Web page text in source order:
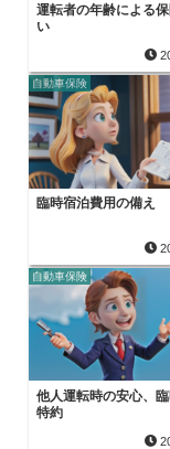
運転者の年齢による
い
自動車保険
臨時宿泊費用の備え
自動車保険
他人運転時の安心、
特約